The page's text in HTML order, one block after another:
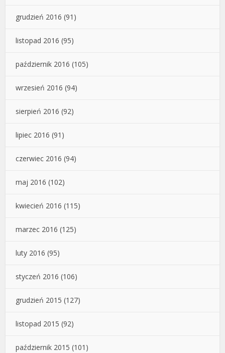
grudzień 2016 (91)
listopad 2016 (95)
październik 2016 (105)
wrzesień 2016 (94)
sierpień 2016 (92)
lipiec 2016 (91)
czerwiec 2016 (94)
maj 2016 (102)
kwiecień 2016 (115)
marzec 2016 (125)
luty 2016 (95)
styczeń 2016 (106)
grudzień 2015 (127)
listopad 2015 (92)
październik 2015 (101)